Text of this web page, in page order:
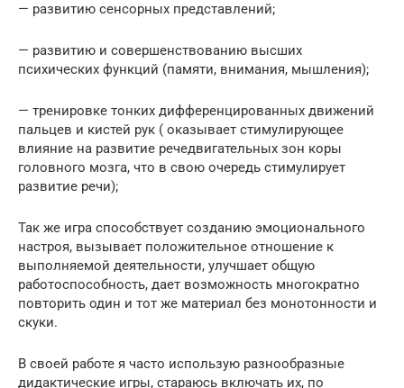
— развитию сенсорных представлений;
— развитию и совершенствованию высших
психических функций (памяти, внимания, мышления);
— тренировке тонких дифференцированных движений
пальцев и кистей рук ( оказывает стимулирующее
влияние на развитие речедвигательных зон коры
головного мозга, что в свою очередь стимулирует
развитие речи);
Так же игра способствует созданию эмоционального
настроя, вызывает положительное отношение к
выполняемой деятельности, улучшает общую
работоспособность, дает возможность многократно
повторить один и тот же материал без монотонности и
скуки.
В своей работе я часто использую разнообразные
дидактические игры, стараюсь включать их, по